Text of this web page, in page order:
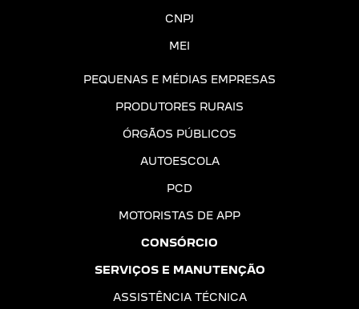
CNPJ
MEI
PEQUENAS E MÉDIAS EMPRESAS
PRODUTORES RURAIS
ÓRGÃOS PÚBLICOS
AUTOESCOLA
PCD
MOTORISTAS DE APP
CONSÓRCIO
SERVIÇOS E MANUTENÇÃO
ASSISTÊNCIA TÉCNICA